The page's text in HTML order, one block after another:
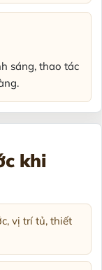
sáng, thao tác
khi
vị trí tủ, thiết